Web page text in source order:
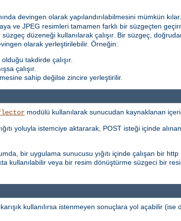
devingen olarak yapılandırılabilmesini mümkün
ve JPEG resimleri tamamen farklı bir süzgeçten
düzeneği kullanılarak çalışır. Bir süzgeç,
olarak yerleştirilebilir. Örneğin:
takdirde çalışır.
çalışır.
sahip değilse zincire yerleştirilir.
modülü kullanılarak sunucudan kaynaklanan
yoluyla istemciye aktararak, POST isteği içinde
bir uygulama sunucusu yığıtı içinde çalışan bir
kullanılabilir veya bir resim dönüştürme süzgeci bir
kullanılırsa istenmeyen sonuçlara yol açabilir (ise